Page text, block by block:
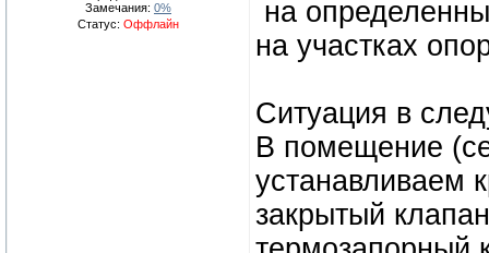
Замечания: 0%
Статус: Оффлайн
на
на участках
Ситуация в
В помещение
устанавливаем
закрытый